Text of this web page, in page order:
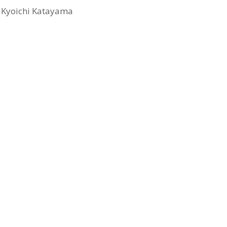
Kyoichi Katayama